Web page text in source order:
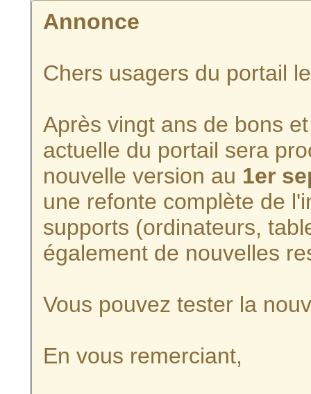
Annonce
Chers usagers du portail
Après vingt ans de bons
actuelle du portail sera
nouvelle version au 1er
une refonte complète de
supports (ordinateurs,
également de nouvelles
Vous pouvez tester la
En vous remerciant,